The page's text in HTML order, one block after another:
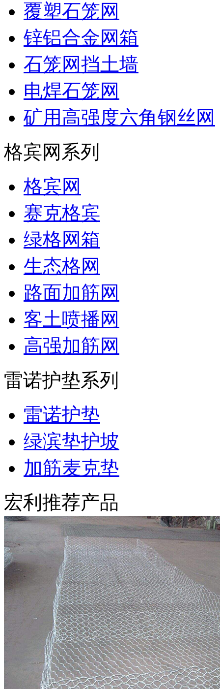
覆塑石笼网
锌铝合金网箱
石笼网挡土墙
电焊石笼网
矿用高强度六角钢丝网
格宾网系列
格宾网
赛克格宾
绿格网箱
生态格网
路面加筋网
客土喷播网
高强加筋网
雷诺护垫系列
雷诺护垫
绿滨垫护坡
加筋麦克垫
宏利推荐产品